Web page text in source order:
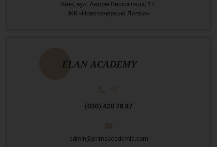
Київ, вул. Андрія Верхогляда, 17,
ЖК «Новопечерські Липки»
ÉLAN ACADEMY
(050) 420 78 87
admin@primaacademia.com